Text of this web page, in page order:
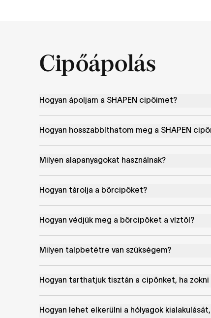
Cipőápolás
Hogyan ápoljam a SHAPEN cipőimet?
Hogyan hosszabbíthatom meg a SHAPEN
Milyen alapanyagokat használnak?
Hogyan tárolja a bőrcipőket?
Hogyan védjük meg a bőrcipőket a víztől?
Milyen talpbetétre van szükségem?
Hogyan tarthatjuk tisztán a cipőnket, ha zokni
Hogyan lehet elkerülni a hólyagok